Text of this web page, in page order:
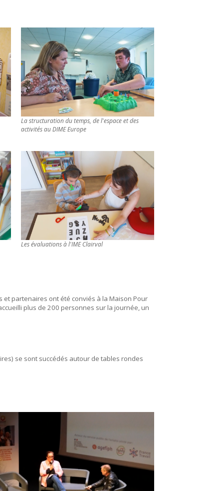
La structuration du temps, de l'espace et des
activités au DIME Europe
Les évaluations à l'IME Clairval
partenaires ont été conviés à la Maison Pour
plus de 200 personnes sur la journée, un
se sont succédés autour de tables rondes